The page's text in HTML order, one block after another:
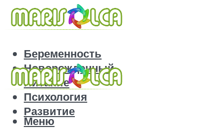
Беременность
Новорожденный
Питание
Психология
Развитие
Меню